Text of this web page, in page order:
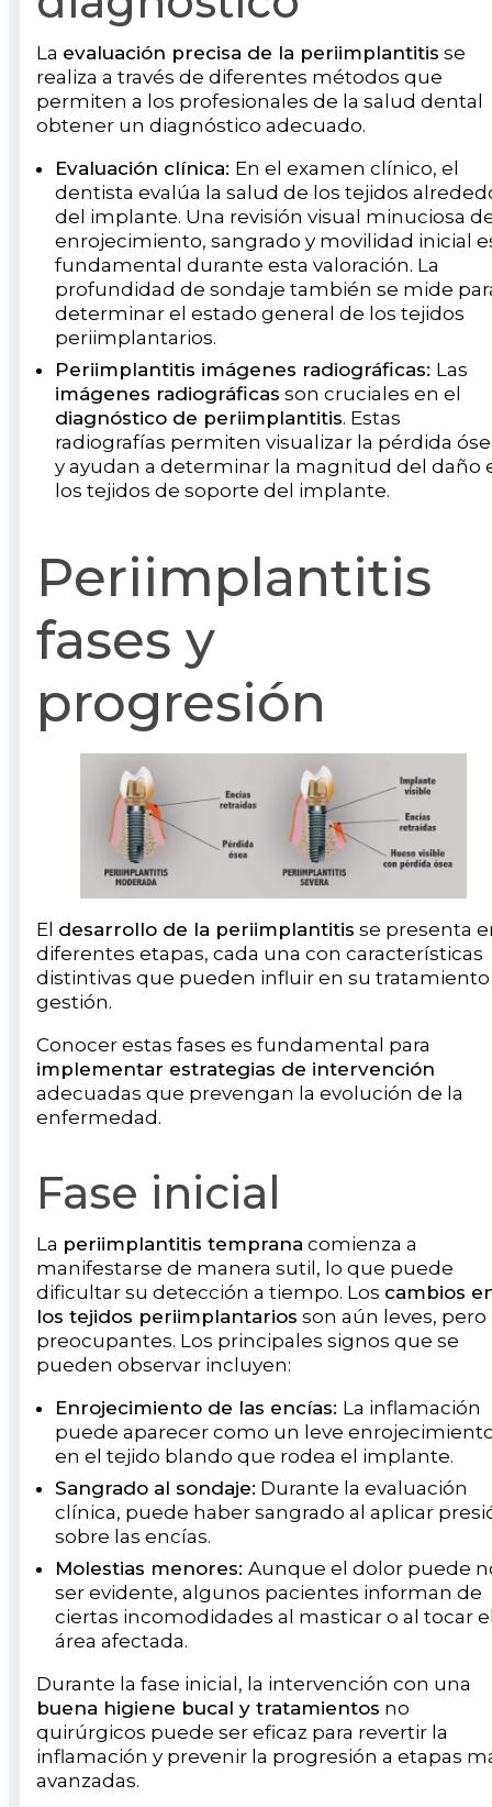
La evaluación precisa de la periimplantitis se
realiza a través de diferentes métodos que
permiten a los profesionales de la salud dental
obtener un diagnóstico adecuado.
Evaluación clínica: En el examen clínico, el
dentista evalúa la salud de los tejidos
del implante. Una revisión visual minuciosa
enrojecimiento, sangrado y movilidad inicial
fundamental durante esta valoración. La
profundidad de sondaje también se mide
determinar el estado general de los tejidos
periimplantarios.
Periimplantitis imágenes radiográficas: Las
imágenes radiográficas son cruciales en el
diagnóstico de periimplantitis. Estas
radiografías permiten visualizar la pérdida
y ayudan a determinar la magnitud del daño
los tejidos de soporte del implante.
Periimplantitis
fases y
progresión
El desarrollo de la periimplantitis se presenta
diferentes etapas, cada una con características
distintivas que pueden influir en su tratamiento
gestión.
Conocer estas fases es fundamental para
implementar estrategias de intervención
adecuadas que prevengan la evolución de la
enfermedad.
Fase inicial
La periimplantitis temprana comienza a
manifestarse de manera sutil, lo que puede
dificultar su detección a tiempo. Los cambios
los tejidos periimplantarios son aún leves, pero
preocupantes. Los principales signos que se
pueden observar incluyen:
Enrojecimiento de las encías: La inflamación
puede aparecer como un leve
en el tejido blando que rodea el implante.
Sangrado al sondaje: Durante la evaluación
clínica, puede haber sangrado al aplicar
sobre las encías.
Molestias menores: Aunque el dolor puede
ser evidente, algunos pacientes informan de
ciertas incomodidades al masticar o al tocar
área afectada.
Durante la fase inicial, la intervención con una
buena higiene bucal y tratamientos no
quirúrgicos puede ser eficaz para revertir la
inflamación y prevenir la progresión a etapas
avanzadas.